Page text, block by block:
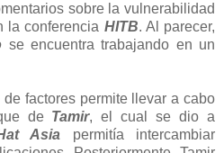
sobre la vulnerabilidad
la conferencia HITB. Al parecer,
se encuentra trabajando en un
factores permite llevar a cabo
de Tamir, el cual se dio a
Asia permitía intercambiar